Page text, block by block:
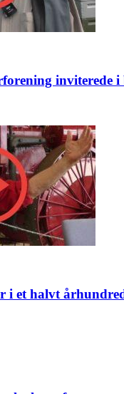
inviterede i
i et halvt